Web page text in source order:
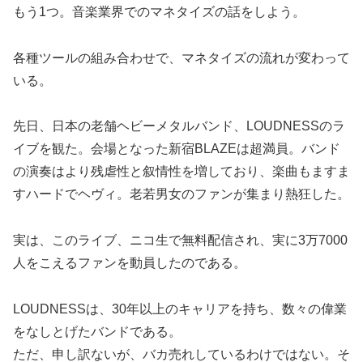
もう1つ。音楽業界でのマネタイズの話をしよう。
各種ツールの組み合わせで、マネタイズの流れが変わって
いる。
先日、日本の老舗ヘビーメタルバンド、LOUDNESSのラ
イブを観た。会場となった新宿BLAZEは超満員。バンド
の演奏はより残虐性と叙情性を増しており、楽曲もますま
すハードでヘヴィ。老若男女のファンが集まり熱狂した。
実は、このライブ、ニコ生で無料配信され、実に3万7000
人をこえるファンを動員したのである。
LOUDNESSは、30年以上のキャリアを持ち、数々の偉業
をなしとげたバンドである。
ただ、申し訳ないが、バカ売れしているわけではない。そ